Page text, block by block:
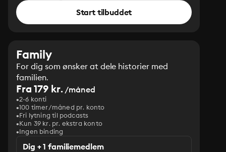
Start tilbuddet
Family
For dig som ønsker at dele historier med
familien.
Fra 179 kr./måned
2-6 konti
100 timer/måned pr. konto
Fri lytning til podcasts
Kun 39 kr. pr. ekstra konto
Ingen binding
Dig + 1 familiemedlem